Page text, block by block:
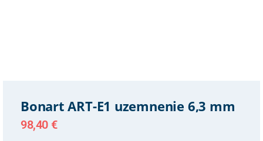
Bonart ART-E1 uzemnenie 6,3 mm
98,40 €